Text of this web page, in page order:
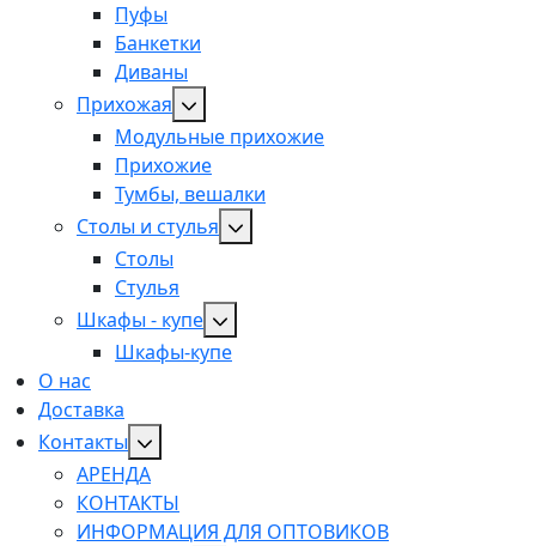
Пуфы
Банкетки
Диваны
Прихожая
Модульные прихожие
Прихожие
Тумбы, вешалки
Столы и стулья
Столы
Стулья
Шкафы - купе
Шкафы-купе
О нас
Доставка
Контакты
АРЕНДА
КОНТАКТЫ
ИНФОРМАЦИЯ ДЛЯ ОПТОВИКОВ